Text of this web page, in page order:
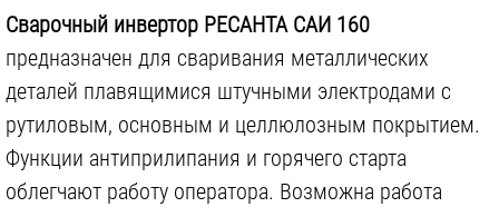
1 150 р. 254 р.
Сварочный инвертор РЕСАНТА САИ 160
предназначен для сваривания металлических
деталей плавящимися штучными электродами с
рутиловым, основным и целлюлозным покрытием.
Функции антиприлипания и горячего старта
облегчают работу оператора. Возможна работа